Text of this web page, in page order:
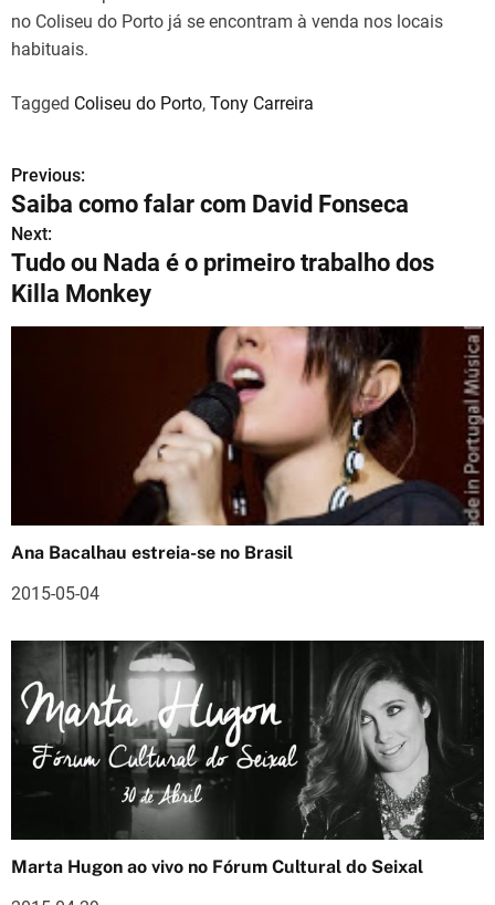
no Coliseu do Porto já se encontram à venda nos locais
habituais.
Tagged Coliseu do Porto, Tony Carreira
N
a
v
e
o
d
e
a
t
o
s
Previous:
Saiba como falar com David Fonseca
Next:
Tudo ou Nada é o primeiro trabalho dos
Killa Monkey
Ana Bacalhau estreia-se no Brasil
2015-05-04
Marta Hugon ao vivo no Fórum Cultural do Seixal